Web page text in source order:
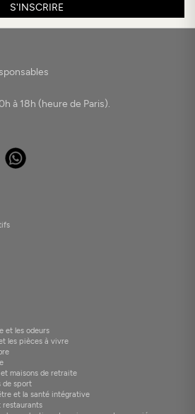
S'INSCRIRE
à 18h (heure de Paris).
et les odeurs
les pièces à vivre
maisons de retraite
de sport
et la santé intégrative
restaurants